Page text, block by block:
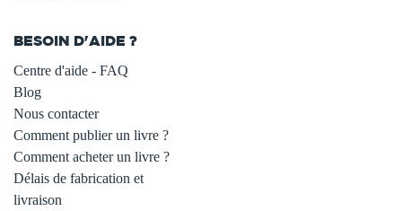
BESOIN D'AIDE ?
Centre d'aide - FAQ
Blog
Nous contacter
Comment publier un livre ?
Comment acheter un livre ?
Délais de fabrication et
livraison